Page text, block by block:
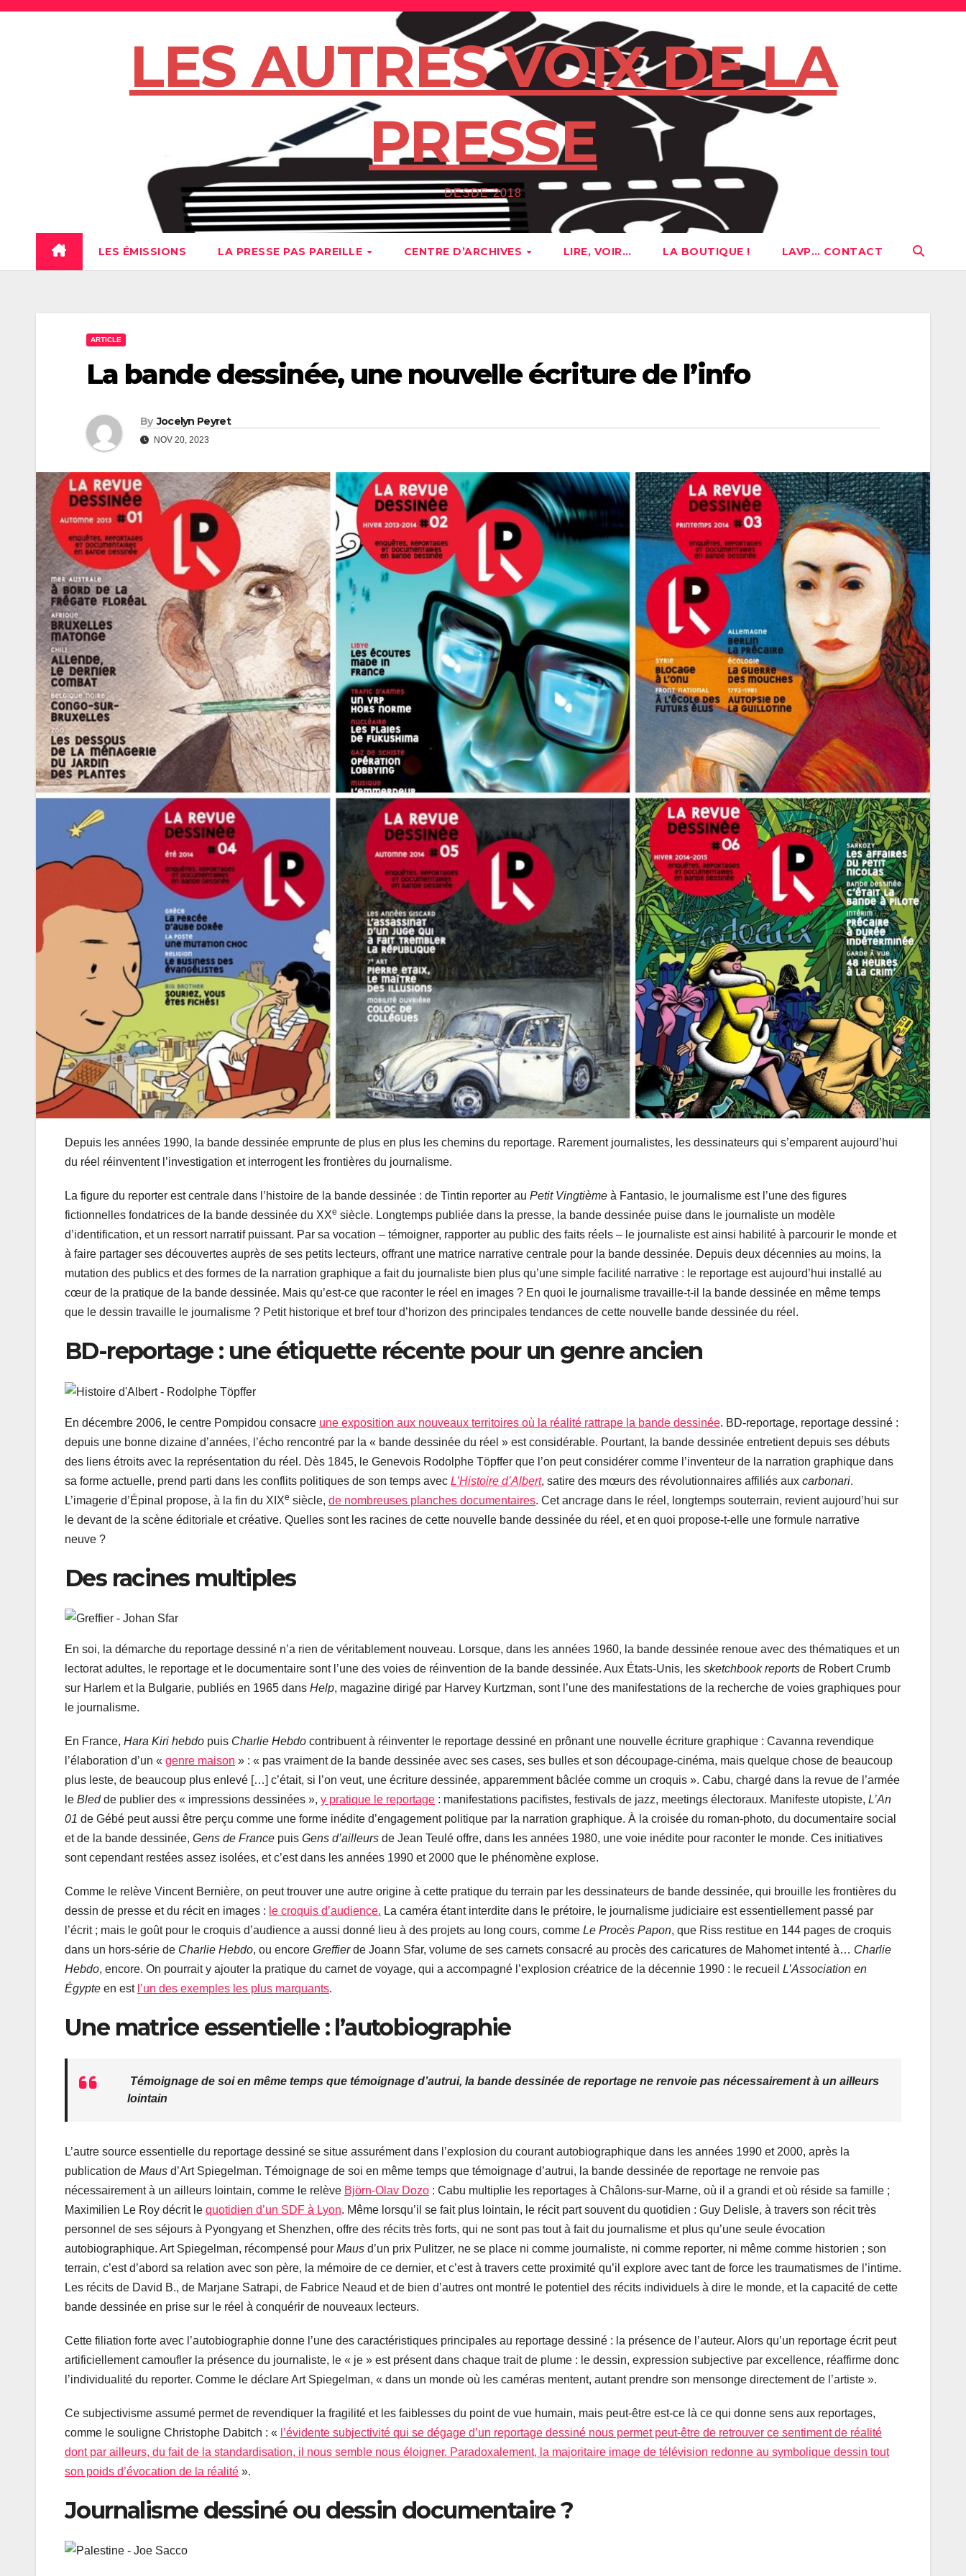
Skip
LES AUTRES VOIX DE LA
PRESSE
DESDE 2018
LES ÉMISSIONS LA PRESSE PAS PAREILLE CENTRE D’ARCHIVES LIRE, VOIR… LA BOUTIQUE ! LAVP… CONTACT
ARTICLE
La bande dessinée, une nouvelle écriture de l’info
By Jocelyn Peyret
NOV 20, 2023
Depuis les années 1990, la bande dessinée emprunte de plus en plus les chemins du reportage. Rarement journalistes, les dessinateurs qui s’emparent aujourd’hui
du réel réinventent l’investigation et interrogent les frontières du journalisme.
La figure du reporter est centrale dans l’histoire de la bande dessinée : de Tintin reporter au Petit Vingtième à Fantasio, le journalisme est l’une des figures
fictionnelles fondatrices de la bande dessinée du XXe siècle. Longtemps publiée dans la presse, la bande dessinée puise dans le journaliste un modèle
d’identification, et un ressort narratif puissant. Par sa vocation – témoigner, rapporter au public des faits réels – le journaliste est ainsi habilité à parcourir le monde et
à faire partager ses découvertes auprès de ses petits lecteurs, offrant une matrice narrative centrale pour la bande dessinée. Depuis deux décennies au moins, la
mutation des publics et des formes de la narration graphique a fait du journaliste bien plus qu’une simple facilité narrative : le reportage est aujourd’hui installé au
cœur de la pratique de la bande dessinée. Mais qu’est-ce que raconter le réel en images ? En quoi le journalisme travaille-t-il la bande dessinée en même temps
que le dessin travaille le journalisme ? Petit historique et bref tour d’horizon des principales tendances de cette nouvelle bande dessinée du réel.
BD-reportage : une étiquette récente pour un genre ancien
En décembre 2006, le centre Pompidou consacre une exposition aux nouveaux territoires où la réalité rattrape la bande dessinée. BD-reportage, reportage dessiné :
depuis une bonne dizaine d’années, l’écho rencontré par la « bande dessinée du réel » est considérable. Pourtant, la bande dessinée entretient depuis ses débuts
des liens étroits avec la représentation du réel. Dès 1845, le Genevois Rodolphe Töpffer que l’on peut considérer comme l’inventeur de la narration graphique dans
sa forme actuelle, prend parti dans les conflits politiques de son temps avec L’Histoire d’Albert, satire des mœurs des révolutionnaires affiliés aux carbonari.
L’imagerie d’Épinal propose, à la fin du XIXe siècle, de nombreuses planches documentaires. Cet ancrage dans le réel, longtemps souterrain, revient aujourd’hui sur
le devant de la scène éditoriale et créative. Quelles sont les racines de cette nouvelle bande dessinée du réel, et en quoi propose-t-elle une formule narrative
neuve ?
Des racines multiples
En soi, la démarche du reportage dessiné n’a rien de véritablement nouveau. Lorsque, dans les années 1960, la bande dessinée renoue avec des thématiques et un
lectorat adultes, le reportage et le documentaire sont l’une des voies de réinvention de la bande dessinée. Aux États-Unis, les sketchbook reports de Robert Crumb
sur Harlem et la Bulgarie, publiés en 1965 dans Help, magazine dirigé par Harvey Kurtzman, sont l’une des manifestations de la recherche de voies graphiques pour
le journalisme.
En France, Hara Kiri hebdo puis Charlie Hebdo contribuent à réinventer le reportage dessiné en prônant une nouvelle écriture graphique : Cavanna revendique
l’élaboration d’un « genre maison » : « pas vraiment de la bande dessinée avec ses cases, ses bulles et son découpage-cinéma, mais quelque chose de beaucoup
plus leste, de beaucoup plus enlevé […] c’était, si l’on veut, une écriture dessinée, apparemment bâclée comme un croquis ». Cabu, chargé dans la revue de l’armée
le Bledde publier des « impressions dessinées », y pratique le reportage : manifestations pacifistes, festivals de jazz, meetings électoraux. Manifeste utopiste, L’An
01 de Gébé peut aussi être perçu comme une forme inédite d’engagement politique par la narration graphique. À la croisée du roman-photo, du documentaire social
et de la bande dessinée, Gens de France puis Gens d’ailleurs de Jean Teulé offre, dans les années 1980, une voie inédite pour raconter le monde. Ces initiatives
sont cependant restées assez isolées, et c’est dans les années 1990 et 2000 que le phénomène explose.
Comme le relève Vincent Bernière, on peut trouver une autre origine à cette pratique du terrain par les dessinateurs de bande dessinée, qui brouille les frontières du
dessin de presse et du récit en images : le croquis d’audience. La caméra étant interdite dans le prétoire, le journalisme judiciaire est essentiellement passé par
l’écrit ; mais le goût pour le croquis d’audience a aussi donné lieu à des projets au long cours, comme Le Procès Papon, que Riss restitue en 144 pages de croquis
dans un hors-série de Charlie Hebdo, ou encore Greffierde Joann Sfar, volume de ses carnets consacré au procès des caricatures de Mahomet intenté à… Charlie
Hebdo, encore. On pourrait y ajouter la pratique du carnet de voyage, qui a accompagné l’explosion créatrice de la décennie 1990 : le recueil L’Association en
Égypte en est l’un des exemples les plus marquants.
Une matrice essentielle : l’autobiographie
Témoignage de soi en même temps que témoignage d’autrui, la bande dessinée de reportage ne renvoie pas nécessairement à un ailleurs
lointain
L’autre source essentielle du reportage dessiné se situe assurément dans l’explosion du courant autobiographique dans les années 1990 et 2000, après la
publication de Maus d’Art Spiegelman. Témoignage de soi en même temps que témoignage d’autrui, la bande dessinée de reportage ne renvoie pas
nécessairement à un ailleurs lointain, comme le relève Björn-Olav Dozo : Cabu multiplie les reportages à Châlons-sur-Marne, où il a grandi et où réside sa famille ;
Maximilien Le Roy décrit le quotidien d’un SDF à Lyon. Même lorsqu’il se fait plus lointain, le récit part souvent du quotidien : Guy Delisle, à travers son récit très
personnel de ses séjours à Pyongyang et Shenzhen, offre des récits très forts, qui ne sont pas tout à fait du journalisme et plus qu’une seule évocation
autobiographique. Art Spiegelman, récompensé pour Maus d’un prix Pulitzer, ne se place ni comme journaliste, ni comme reporter, ni même comme historien ; son
terrain, c’est d’abord sa relation avec son père, la mémoire de ce dernier, et c’est à travers cette proximité qu’il explore avec tant de force les traumatismes de l’intime.
Les récits de David B., de Marjane Satrapi, de Fabrice Neaud et de bien d’autres ont montré le potentiel des récits individuels à dire le monde, et la capacité de cette
bande dessinée en prise sur le réel à conquérir de nouveaux lecteurs.
Cette filiation forte avec l’autobiographie donne l’une des caractéristiques principales au reportage dessiné : la présence de l’auteur. Alors qu’un reportage écrit peut
artificiellement camoufler la présence du journaliste, le « je » est présent dans chaque trait de plume : le dessin, expression subjective par excellence, réaffirme donc
l’individualité du reporter. Comme le déclare Art Spiegelman, « dans un monde où les caméras mentent, autant prendre son mensonge directement de l’artiste ».
Ce subjectivisme assumé permet de revendiquer la fragilité et les faiblesses du point de vue humain, mais peut-être est-ce là ce qui donne sens aux reportages,
comme le souligne Christophe Dabitch : « l’évidente subjectivité qui se dégage d’un reportage dessiné nous permet peut-être de retrouver ce sentiment de réalité
dont par ailleurs, du fait de la standardisation, il nous semble nous éloigner. Paradoxalement, la majoritaire image de télévision redonne au symbolique dessin tout
son poids d’évocation de la réalité ».
Journalisme dessiné ou dessin documentaire ?